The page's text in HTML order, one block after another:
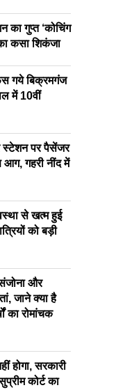
गुप्त ‘कोचिंग
कसा शिकंजा
गये बिक्रमगंज
में 10वीं
स्टेशन पर पैसेंजर
गहरी नींद में
से खत्म हुई
को बड़ी
और
जाने क्या है
का रोमांचक
होगा, सरकारी
कोर्ट का